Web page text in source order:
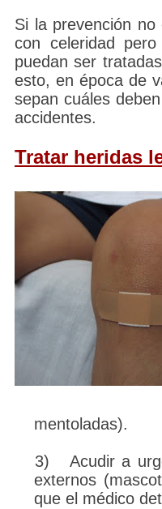
Si la prevención
con celeridad
puedan ser
esto, en época de
sepan cuáles
accidentes.
Tratar heridas
mentoladas).
3)
Acudir a
externos
que el médico